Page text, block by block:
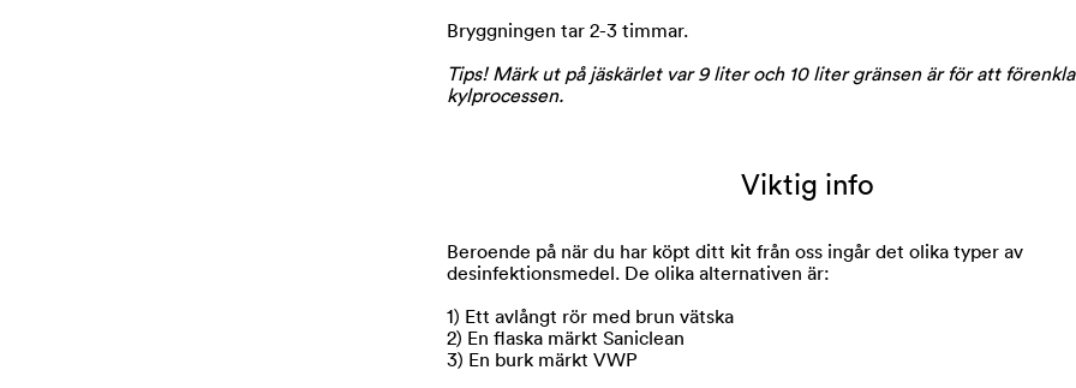
Bryggningen tar 2-3 timmar.
Tips! Märk ut på jäskärlet var 9 liter och 10 liter gränsen är för att förenkla
kylprocessen.
Viktig info
Beroende på när du har köpt ditt kit från oss ingår det olika typer av
desinfektionsmedel. De olika alternativen är:
1) Ett avlångt rör med brun vätska
2) En flaska märkt Saniclean
3) En burk märkt VWP